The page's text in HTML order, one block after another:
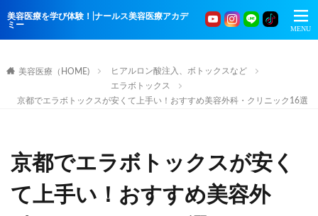
美容医療を学び体験！|ナールス美容医療アカデ
ミー
美容医療（HOME)
ヒアルロン酸注入、ボトックスなど
エラボトックス
京都でエラボトックスが安くて上手い！おすすめ美容外科・クリニック16選
京都でエラボトックスが安く
て上手い！おすすめ美容外